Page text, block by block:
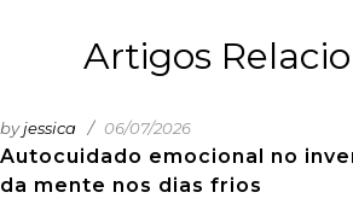
Artigos
Autocuidado emocional no
da mente nos dias frios
byjessica 06/07/2026